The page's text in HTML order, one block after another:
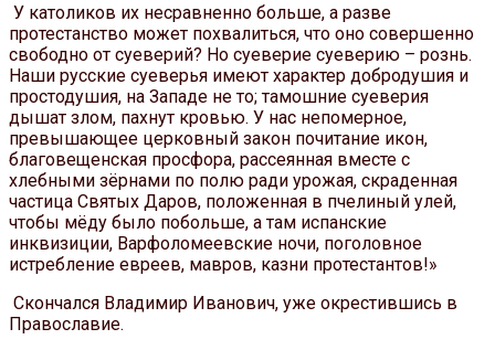
У католиков их несравненно больше, а разве
протестанство может похвалиться, что оно совершенно
свободно от суеверий? Но суеверие суеверию – рознь.
Наши русские суеверья имеют характер добродушия и
простодушия, на Западе не то; тамошние суеверия
дышат злом, пахнут кровью. У нас непомерное,
превышающее церковный закон почитание икон,
благовещенская просфора, рассеянная вместе с
хлебными зёрнами по полю ради урожая, скраденная
частица Святых Даров, положенная в пчелиный улей,
чтобы мёду было побольше, а там испанские
инквизиции, Варфоломеевские ночи, поголовное
истребление евреев, мавров, казни протестантов!»
Скончался Владимир Иванович, уже окрестившись в
Православие.